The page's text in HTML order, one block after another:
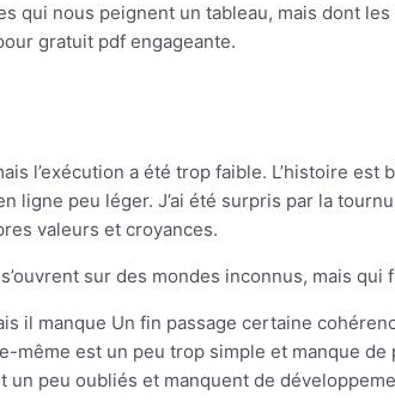
qui nous peignent un tableau, mais dont
gratuit pdf engageante.
l’exécution a été trop faible. L’histoire
ligne peu léger. J’ai été surpris par la
valeurs et croyances.
sur des mondes inconnus, mais
il manque Un fin passage certaine
même est un peu trop simple et manque
un peu oubliés et manquent de